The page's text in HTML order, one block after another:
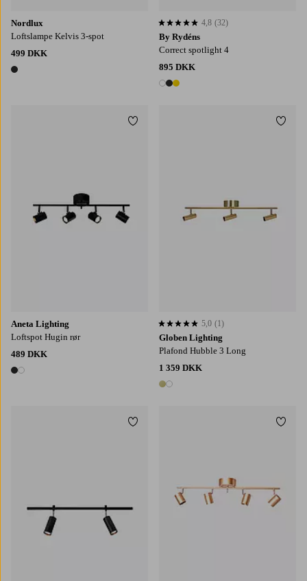
Nordlux
Loftslampe Kelvis 3-spot
499 DKK
1 farve
By Rydéns
Correct spotlight 4
895 DKK
3 farver
4,8 baseret på 32 bedømmelser
4,8 (32)
Aneta Lighting
Loftspot Hugin rør
489 DKK
2 farver
Tilføj til favoritter
Globen Lighting
Plafond Hubble 3 Long
1 359 DKK
2 farver
5,0 baseret på 1 bedømmelser
5,0 (1)
Tilføj til favoritter